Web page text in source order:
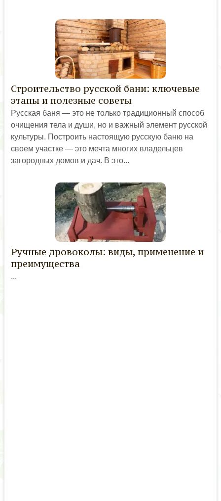
Строительство русской бани: ключевые
этапы и полезные советы
Русская баня — это не только традиционный способ
очищения тела и души, но и важный элемент русской
культуры. Построить настоящую русскую баню на
своем участке — это мечта многих владельцев
загородных домов и дач. В это...
Ручные дровоколы: виды, применение и
преимущества
...